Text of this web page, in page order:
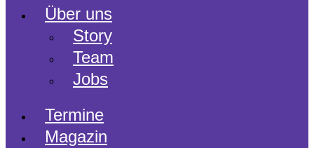
Über uns
Story
Team
Jobs
Termine
Magazin